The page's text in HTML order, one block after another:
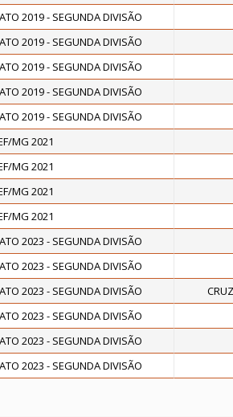
2019 - SEGUNDA DIVISÃO
2019 - SEGUNDA DIVISÃO
2019 - SEGUNDA DIVISÃO
2019 - SEGUNDA DIVISÃO
2019 - SEGUNDA DIVISÃO
MG 2021
MG 2021
MG 2021
MG 2021
2023 - SEGUNDA DIVISÃO
2023 - SEGUNDA DIVISÃO
2023 - SEGUNDA DIVISÃO
2023 - SEGUNDA DIVISÃO
2023 - SEGUNDA DIVISÃO
2023 - SEGUNDA DIVISÃO